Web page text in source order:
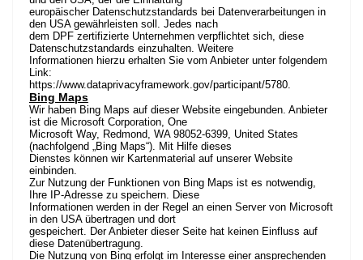
europäischer Datenschutzstandards bei Datenverarbeitungen in
den USA gewährleisten soll. Jedes nach
dem DPF zertifizierte Unternehmen verpflichtet sich, diese
Datenschutzstandards einzuhalten. Weitere
Informationen hierzu erhalten Sie vom Anbieter unter folgendem
Link:
https://www.dataprivacyframework.gov/participant/5780.
Bing Maps
Wir haben Bing Maps auf dieser Website eingebunden. Anbieter
ist die Microsoft Corporation, One
Microsoft Way, Redmond, WA 98052-6399, United States
(nachfolgend „Bing Maps“). Mit Hilfe dieses
Dienstes können wir Kartenmaterial auf unserer Website
einbinden.
Zur Nutzung der Funktionen von Bing Maps ist es notwendig,
Ihre IP-Adresse zu speichern. Diese
Informationen werden in der Regel an einen Server von Microsoft
in den USA übertragen und dort
gespeichert. Der Anbieter dieser Seite hat keinen Einfluss auf
diese Datenübertragung.
Die Nutzung von Bing erfolgt im Interesse einer ansprechenden